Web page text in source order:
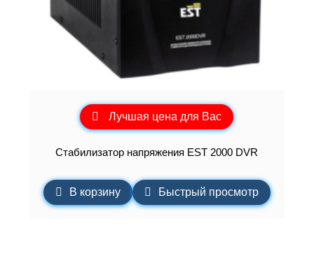
Лучшая цена для Вас
Стабилизатор напряжения EST 2000 DVR
В корзину Быстрый просмотр